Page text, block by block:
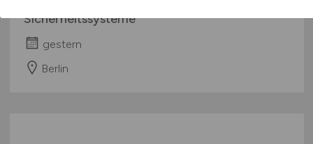
Sicherheitssysteme
gestern
Berlin